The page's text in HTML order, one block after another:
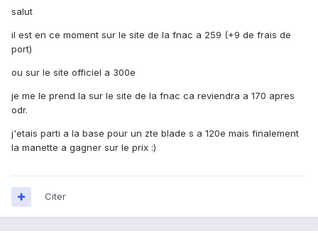
salut
il est en ce moment sur le site de la fnac a 259 (+9 de frais de
port)
ou sur le site officiel a 300e
je me le prend la sur le site de la fnac ca reviendra a 170 apres
odr.
j'etais parti a la base pour un zte blade s a 120e mais finalement
la manette a gagner sur le prix :)
Citer